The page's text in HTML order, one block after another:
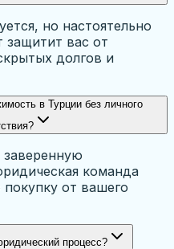
но настоятельно
защитит вас от
долгов и
в Турции без личного
команда
от вашего
процесс?